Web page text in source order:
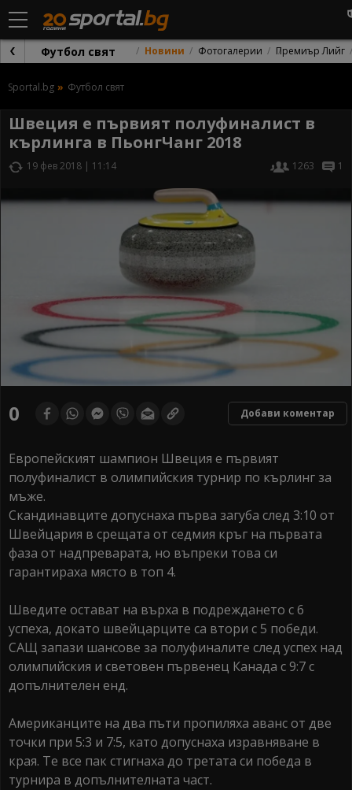
Футбол свят Новини Фотогалерии Премиър Лийг
Sportal.bg Футбол свят
Швеция е първият полуфиналист в
кърлинга в ПьонгЧанг 2018
19 фев 2018 | 11:14 1263 1
0 Добави коментар
Европейският шампион Швеция е първият
полуфиналист в олимпийския турнир по кърлинг за
мъже.
Скандинавците допуснаха първа загуба след 3:10 от
Швейцария в срещата от седмия кръг на първата
фаза от надпреварата, но въпреки това си
гарантираха място в топ 4.
Шведите остават на върха в подреждането с 6
успеха, докато швейцарците са втори с 5 победи.
САЩ запази шансове за полуфиналите след успех над
олимпийския и световен първенец Канада с 9:7 с
допълнителен енд.
Американците на два пъти пропиляха аванс от две
точки при 5:3 и 7:5, като допуснаха изравняване в
края. Те все пак стигнаха до третата си победа в
турнира в допълнителната част.